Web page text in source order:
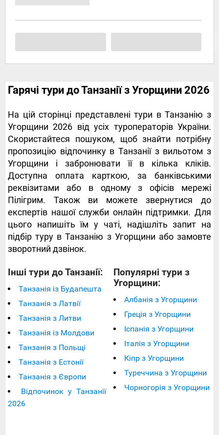
Гарячі тури до Танзанії з Угорщини 2026
На цій сторінці представлені тури в Танзанію з
Угорщини 2026 від усіх туроператорів України.
Скористайтеся пошуком, щоб знайти потрібну
пропозицію відпочинку в Танзанії з вильотом з
Угорщини і забронювати її в кілька кліків.
Доступна оплата карткою, за банківськими
реквізитами або в одному з офісів мережі
Пілігрим. Також ви можете звернутися до
експертів нашої служби онлайн підтримки. Для
цього напишіть їм у чаті, надішліть запит на
підбір туру в Танзанію з Угорщини або замовте
зворотний дзвінок.
Інші тури до Танзанії:
Танзанія із Будапешта
Танзанія з Латвії
Танзанія з Литви
Танзанія із Молдови
Танзанія з Польщі
Танзанія з Естонії
Танзанія з Європи
Відпочинок у Танзанії
2026
Популярні тури з
Угорщини:
Албанія з Угорщини
Греція з Угорщини
Іспанія з Угорщини
Італія з Угорщини
Кіпр з Угорщини
Туреччина з Угорщини
Чорногорія з Угорщини